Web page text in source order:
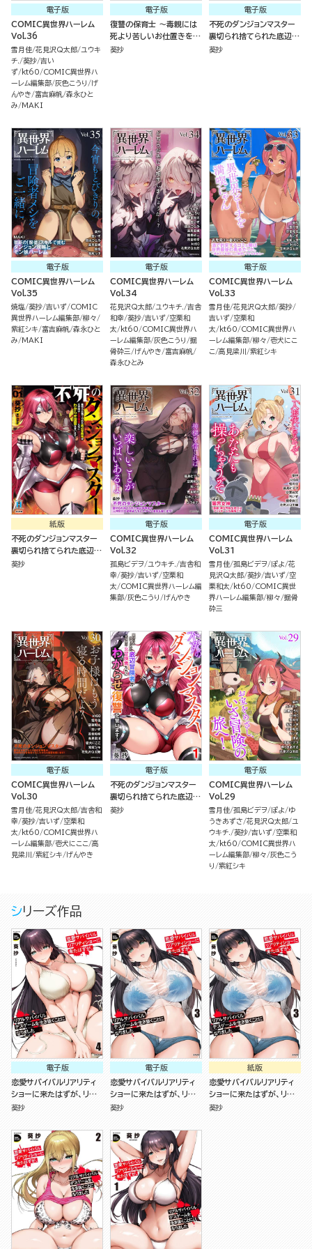
電子版
COMIC異世界ハーレム
Vol.36
雪月佳 花見沢Q太郎 ユウキ
チ. 葵抄 吉い
ず
kt60
COMIC異世界ハ
ーレム編集部 灰色こうり
げ
んやき
富吉麻帆 森永ひと
み
MAKI
電子版
復讐の保育士 ～毒親には
死より苦しいお仕置きを～
（分冊版）
葵抄
電子版
不死のダンジョンマスター
裏切られ捨てられた底辺冒
険者が元仲間の女冒険者た
葵抄
電子版
COMIC異世界ハーレム
Vol.35
焼塩 葵抄 吉いず COMIC
異世界ハーレム編集部 柳々
紫紅シキ
富吉麻帆 森永ひと
み
MAKI
電子版
COMIC異世界ハーレム
Vol.34
花見沢Q太郎 ユウキチ. 吉舎
和幸 葵抄 吉いず 空栗和
太
kt60
COMIC異世界ハ
ーレム編集部 灰色こうり
掘
骨砕三
げんやき
富吉麻帆
森永ひとみ
電子版
COMIC異世界ハーレム
Vol.33
雪月佳 花見沢Q太郎 葵抄
吉いず 空栗和
太
kt60
COMIC異世界ハ
ーレム編集部 柳々 壱犬にこ
こ 高見梁川 紫紅シキ
紙版
不死のダンジョンマスター
裏切られ捨てられた底辺冒
険者が元仲間の女冒険者た
葵抄
電子版
COMIC異世界ハーレム
Vol.32
孤島ビデヲ ユウキチ. 吉舎和
幸 葵抄 吉いず 空栗和
太
COMIC異世界ハーレム編
集部 灰色こうり げんやき
電子版
COMIC異世界ハーレム
Vol.31
雪月佳 孤島ビデヲ ぽよ 花
見沢Q太郎 葵抄 吉いず 空
栗和太
kt60
COMIC異世
界ハーレム編集部 柳々 掘骨
砕三
電子版
COMIC異世界ハーレム
Vol.30
雪月佳 花見沢Q太郎 吉舎和
幸 葵抄 吉いず 空栗和
太
kt60
COMIC異世界ハ
ーレム編集部 壱犬にここ 高
見梁川
紫紅シキ げんやき
電子版
不死のダンジョンマスター
裏切られ捨てられた底辺冒
険者が元仲間の女冒険者た
葵抄
電子版
COMIC異世界ハーレム
Vol.29
雪月佳 孤島ビデヲ ぽよ
ゆ
うきあずさ 花見沢Q太郎 ユ
ウキチ. 葵抄 吉いず 空栗和
太
kt60
COMIC異世界ハ
ーレム編集部 柳々 灰色こう
り
紫紅シキ
シリーズ作品
電子版
恋愛サバイバルリアリティ
ショーに来たはずが、リア
ルサバイバルデスゲームを
（4）
葵抄
電子版
恋愛サバイバルリアリティ
ショーに来たはずが、リア
ルサバイバルデスゲームを
（3）
葵抄
紙版
恋愛サバイバルリアリティ
ショーに来たはずが、リア
ルサバイバルデスゲームを
葵抄